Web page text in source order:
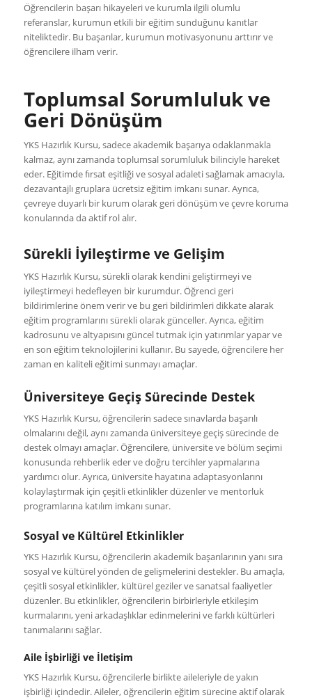
Öğrencilerin başarı hikayeleri ve kurumla ilgili olumlu
referanslar, kurumun etkili bir eğitim sunduğunu kanıtlar
niteliktedir. Bu başarılar, kurumun motivasyonunu arttırır ve
öğrencilere ilham verir.
Toplumsal Sorumluluk ve
Geri Dönüşüm
YKS Hazırlık Kursu, sadece akademik başarıya odaklanmakla
kalmaz, aynı zamanda toplumsal sorumluluk bilinciyle hareket
eder. Eğitimde fırsat eşitliği ve sosyal adaleti sağlamak amacıyla,
dezavantajlı gruplara ücretsiz eğitim imkanı sunar. Ayrıca,
çevreye duyarlı bir kurum olarak geri dönüşüm ve çevre koruma
konularında da aktif rol alır.
Sürekli İyileştirme ve Gelişim
YKS Hazırlık Kursu, sürekli olarak kendini geliştirmeyi ve
iyileştirmeyi hedefleyen bir kurumdur. Öğrenci geri
bildirimlerine önem verir ve bu geri bildirimleri dikkate alarak
eğitim programlarını sürekli olarak günceller. Ayrıca, eğitim
kadrosunu ve altyapısını güncel tutmak için yatırımlar yapar ve
en son eğitim teknolojilerini kullanır. Bu sayede, öğrencilere her
zaman en kaliteli eğitimi sunmayı amaçlar.
Üniversiteye Geçiş Sürecinde Destek
YKS Hazırlık Kursu, öğrencilerin sadece sınavlarda başarılı
olmalarını değil, aynı zamanda üniversiteye geçiş sürecinde de
destek olmayı amaçlar. Öğrencilere, üniversite ve bölüm seçimi
konusunda rehberlik eder ve doğru tercihler yapmalarına
yardımcı olur. Ayrıca, üniversite hayatına adaptasyonlarını
kolaylaştırmak için çeşitli etkinlikler düzenler ve mentorluk
programlarına katılım imkanı sunar.
Sosyal ve Kültürel Etkinlikler
YKS Hazırlık Kursu, öğrencilerin akademik başarılarının yanı sıra
sosyal ve kültürel yönden de gelişmelerini destekler. Bu amaçla,
çeşitli sosyal etkinlikler, kültürel geziler ve sanatsal faaliyetler
düzenler. Bu etkinlikler, öğrencilerin birbirleriyle etkileşim
kurmalarını, yeni arkadaşlıklar edinmelerini ve farklı kültürleri
tanımalarını sağlar.
Aile İşbirliği ve İletişim
YKS Hazırlık Kursu, öğrencilerle birlikte aileleriyle de yakın
işbirliği içindedir. Aileler, öğrencilerin eğitim sürecine aktif olarak